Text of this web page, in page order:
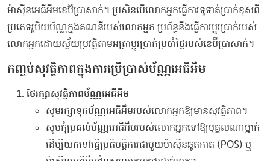
ម៉ាស៊ីនអេធីអឹមខេប៊ីប្រាសាក់។ ប្រសិនបើលោកអ្នកធ្វើការទូទាត់ប្រាក់ខុសពី
ប្រភេទរូបិយប័ណ្ណក្នុងគណនីរបស់លោកអ្នក ប្រព័ន្ធនឹងធ្វើការប្តូរប្រាក់របស់
លោកអ្នកដោយស្វ័យប្រវត្តិតាមអត្រាប្តូរប្រាក់ប្រចាំថ្ងៃរបស់ខេប៊ីប្រាសាក់។
​កញ្ចប់សុវត្ថិភាពក្នុងការប្រើប្រាស់ប័ណ្ណអេធីអឹម
ថែរក្សាសុវត្ថិភាពប័ណ្ណអេធីអឹម
សូមរក្សាទុកប័ណ្ណអេធីអឹមរបស់លោកអ្នកឱ្យមានសុវត្ថិភាព។
សូមកុំប្រគល់ប័ណ្ណអេធីអឹមរបស់លោកអ្នកទៅឱ្យបុគ្គលណាម្នាក់
ដើម្បីយកទៅធ្វើប្រតិបត្តិការជាមួយម៉ាស៊ីនឆូតកាត (POS) ឬ